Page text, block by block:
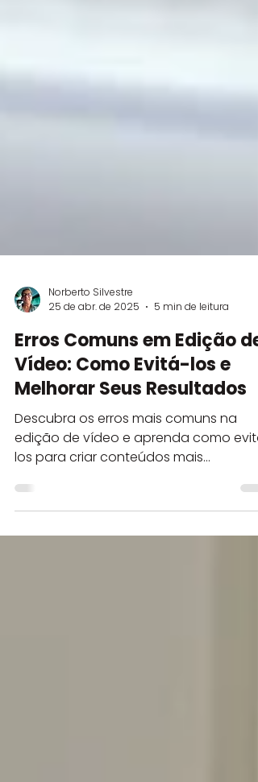
Norberto Silvestre
25 de abr. de 2025
5 min de leitura
Erros Comuns em Edição de
Vídeo: Como Evitá-los e
Melhorar Seus Resultados
Descubra os erros mais comuns na
edição de vídeo e aprenda como